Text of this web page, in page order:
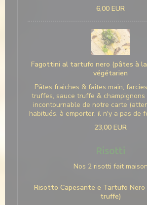
6,00 EUR
Fagottini al tartufo nero (pâtes à
végétarien
Pâtes fraiches & faites main,
truffes, sauce truffe & champignons
incontournable de notre carte
habitués, à emporter, il n'y a pas de
23,00 EUR
Nos 2 risotti fait maison
Risotto Capesante e Tartufo
truffe)